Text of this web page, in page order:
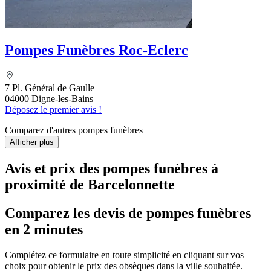
Pompes Funèbres Roc-Eclerc
7 Pl. Général de Gaulle
04000 Digne-les-Bains
Déposez le premier avis !
Comparez d'autres pompes funèbres
Afficher plus
Avis et prix des pompes funèbres à
proximité de Barcelonnette
Comparez les devis de pompes funèbres
en 2 minutes
Complétez ce formulaire en toute simplicité en cliquant sur vos
choix pour obtenir le prix des obsèques dans la ville souhaitée.